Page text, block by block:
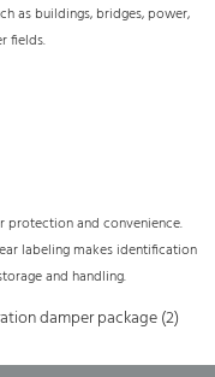
as buildings, bridges, power,
fields.
protection and convenience.
labeling makes identification
and handling.